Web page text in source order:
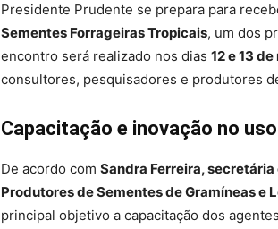
Presidente Prudente se prepara para
Sementes Forrageiras Tropicais, um dos
encontro será realizado nos dias 12 e 13
consultores, pesquisadores e produtores
Capacitação e inovação no
De acordo com Sandra Ferreira,
Produtores de Sementes de Gramíneas e
principal objetivo a capacitação dos